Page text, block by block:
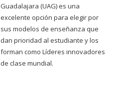
Guadalajara (UAG) es una
excelente opción para elegir por
sus modelos de enseñanza que
dan prioridad al estudiante y los
forman como Líderes innovadores
de clase mundial.